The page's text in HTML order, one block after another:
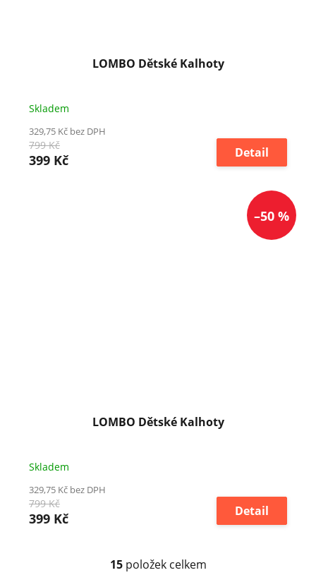
LOMBO Dětské Kalhoty
Skladem
329,75 Kč bez DPH
799 Kč
399 Kč Detail
–50 %
LOMBO Dětské Kalhoty
Skladem
329,75 Kč bez DPH
799 Kč
399 Kč Detail
O
15položek celkem